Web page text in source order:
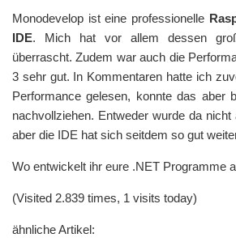
Monodevelop ist eine professionelle
IDE. Mich hat vor allem dessen
überrascht. Zudem war auch die
3 sehr gut. In Kommentaren hatte ich
Performance gelesen, konnte das aber
nachvollziehen. Entweder wurde da
aber die IDE hat sich seitdem so gut
Wo entwickelt ihr eure .NET Programme
(Visited 2.839 times, 1 visits today)
ähnliche Artikel: